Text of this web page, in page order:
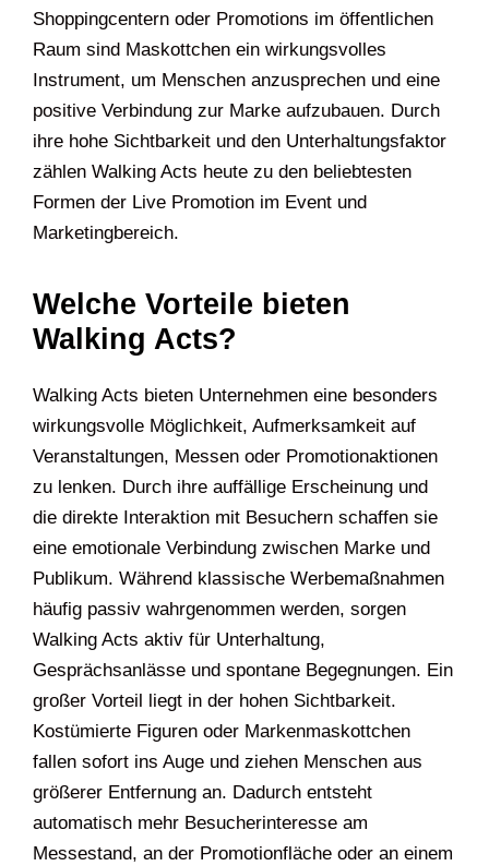
Shoppingcentern oder Promotions im öffentlichen
Raum sind Maskottchen ein wirkungsvolles
Instrument, um Menschen anzusprechen und eine
positive Verbindung zur Marke aufzubauen. Durch
ihre hohe Sichtbarkeit und den Unterhaltungsfaktor
zählen Walking Acts heute zu den beliebtesten
Formen der Live Promotion im Event und
Marketingbereich.
Welche Vorteile bieten
Walking Acts?
Walking Acts bieten Unternehmen eine besonders
wirkungsvolle Möglichkeit, Aufmerksamkeit auf
Veranstaltungen, Messen oder Promotionaktionen
zu lenken. Durch ihre auffällige Erscheinung und
die direkte Interaktion mit Besuchern schaffen sie
eine emotionale Verbindung zwischen Marke und
Publikum. Während klassische Werbemaßnahmen
häufig passiv wahrgenommen werden, sorgen
Walking Acts aktiv für Unterhaltung,
Gesprächsanlässe und spontane Begegnungen. Ein
großer Vorteil liegt in der hohen Sichtbarkeit.
Kostümierte Figuren oder Markenmaskottchen
fallen sofort ins Auge und ziehen Menschen aus
größerer Entfernung an. Dadurch entsteht
automatisch mehr Besucherinteresse am
Messestand, an der Promotionfläche oder an einem